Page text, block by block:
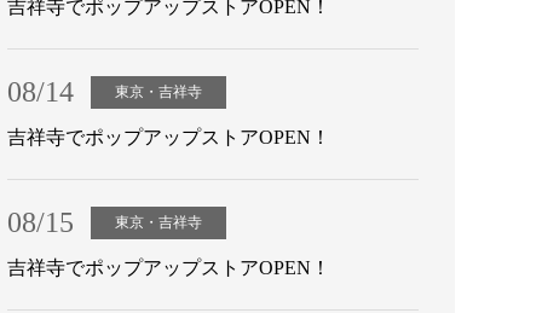
吉祥寺でポップアップストアOPEN！
08/14 東京・吉祥寺
吉祥寺でポップアップストアOPEN！
08/15 東京・吉祥寺
吉祥寺でポップアップストアOPEN！